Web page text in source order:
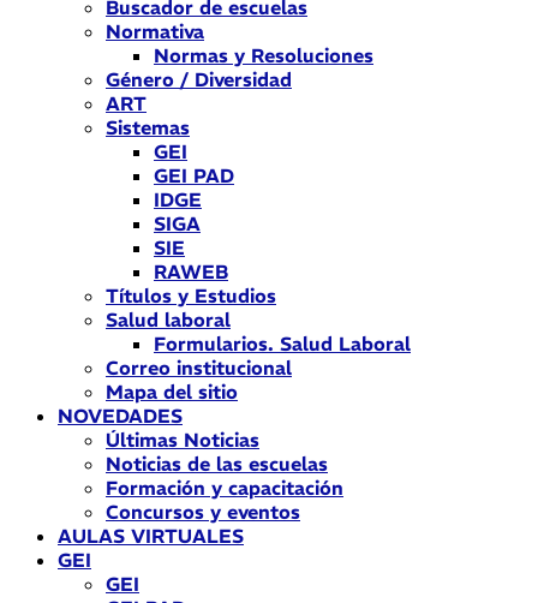
Buscador de escuelas
Normativa
Normas y Resoluciones
Género / Diversidad
ART
Sistemas
GEI
GEI PAD
IDGE
SIGA
SIE
RAWEB
Títulos y Estudios
Salud laboral
Formularios. Salud Laboral
Correo institucional
Mapa del sitio
NOVEDADES
Últimas Noticias
Noticias de las escuelas
Formación y capacitación
Concursos y eventos
AULAS VIRTUALES
GEI
GEI